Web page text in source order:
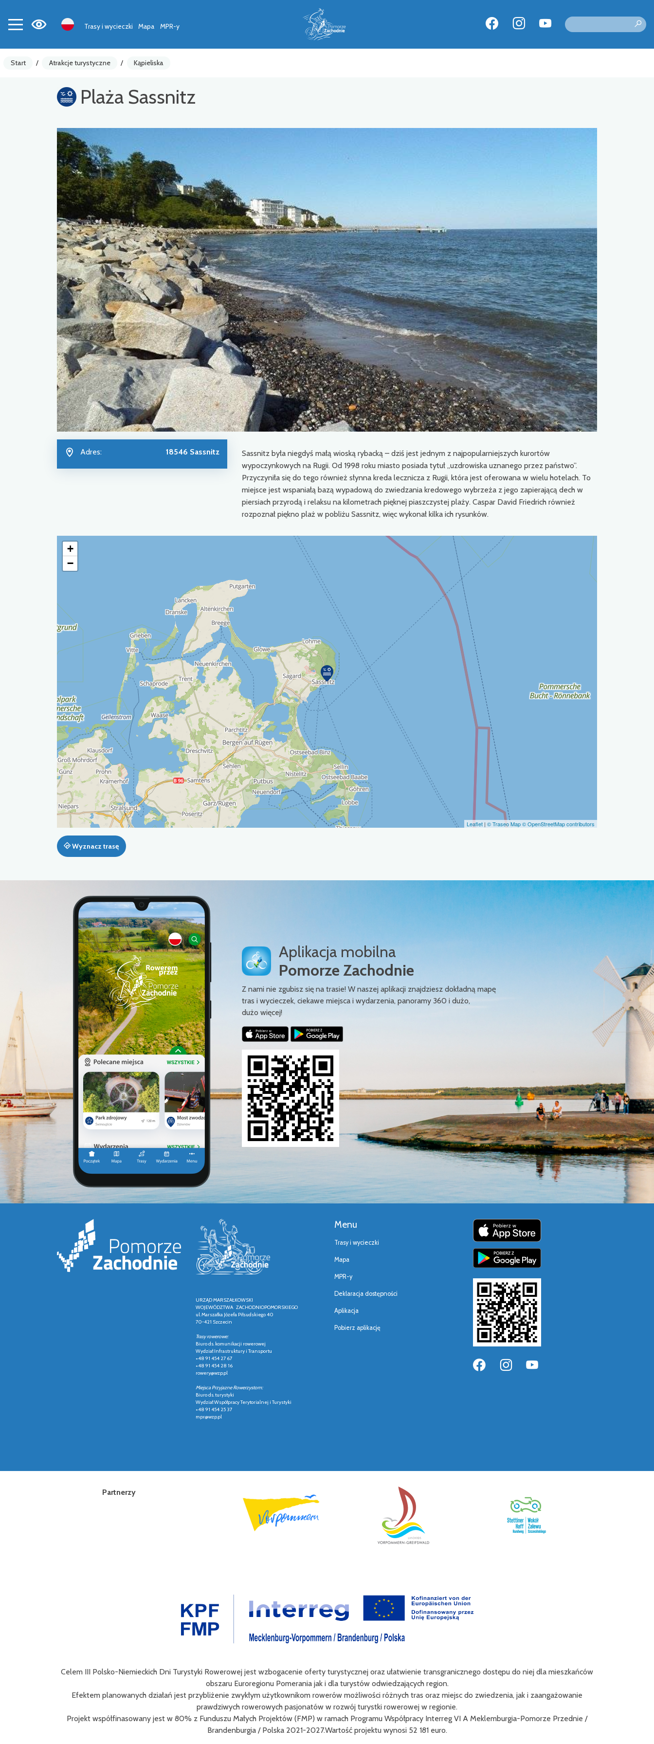
Trasy i wycieczki Mapa MPR-y
Start / Atrakcje turystyczne / Kąpieliska
Plaża Sassnitz
Adres: 18546 Sassnitz
Sassnitz była niegdyś małą wioską rybacką – dziś jest jednym z najpopularniejszych kurortów
wypoczynkowych na Rugii. Od 1998 roku miasto posiada tytuł „uzdrowiska uznanego przez państwo”.
Przyczyniła się do tego również słynna kreda lecznicza z Rugii, która jest oferowana w wielu hotelach. To
miejsce jest wspaniałą bazą wypadową do zwiedzania kredowego wybrzeża z jego zapierającą dech w
piersiach przyrodą i relaksu na kilometrach pięknej piaszczystej plaży. Caspar David Friedrich również
rozpoznał piękno plaż w pobliżu Sassnitz, więc wykonał kilka ich rysunków.
+
−
Leaflet | © Traseo Map© OpenStreetMap contributors
Wyznacz trasę
Aplikacja mobilna
Pomorze Zachodnie
Z nami nie zgubisz się na trasie! W naszej aplikacji znajdziesz dokładną mapę
tras i wycieczek, ciekawe miejsca i wydarzenia, panoramy 360 i dużo,
dużo więcej!
URZĄD MARSZAŁKOWSKI
WOJEWÓDZTWA ZACHODNIOPOMORSKIEGO
ul. Marszałka Józefa Piłsudskiego 40
70-421 Szczecin
Trasy rowerowe:
Biuro ds. komunikacji rowerowej
Wydział Infrastruktury i Transportu
+48 91 454 27 67
+48 91 454 28 16
rowery@wzp.pl
Miejsca Przyjazne Rowerzystom:
Biuro ds. turystyki
Wydział Współpracy Terytorialnej i Turystyki
+48 91 454 25 37
mpr@wzp.pl
Menu
Trasy i wycieczki
Mapa
MPR-y
Deklaracja dostępności
Aplikacja
Pobierz aplikację
Partnerzy
Celem III Polsko-Niemieckich Dni Turystyki Rowerowej jest wzbogacenie oferty turystycznej oraz ułatwienie transgranicznego dostępu do niej dla mieszkańców
obszaru Euroregionu Pomerania jak i dla turystów odwiedzających region.
Efektem planowanych działań jest przybliżenie zwykłym użytkownikom rowerów możliwości różnych tras oraz miejsc do zwiedzenia, jak i zaangażowanie
prawdziwych rowerowych pasjonatów w rozwój turystki rowerowej w regionie.
Projekt współfinasowany jest w 80% z Funduszu Małych Projektów (FMP) w ramach Programu Współpracy Interreg VI A Meklemburgia-Pomorze Przednie /
Brandenburgia / Polska 2021-2027.Wartość projektu wynosi 52 181 euro.